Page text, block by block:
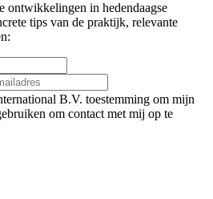
ontwikkelingen in hedendaagse
tips van de praktijk, relevante
B.V. toestemming om mijn
om contact met mij op te